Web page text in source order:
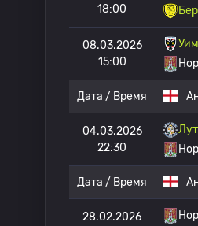
18:00
08.03.2026
15:00
Дата / Время
04.03.2026
22:30
Дата / Время
28.02.2026